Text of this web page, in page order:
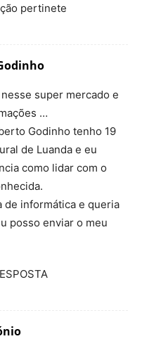
pertinete
super mercado e
…
Godinho tenho 19
de Luanda e eu
como lidar com o
de informática e queria
posso enviar o meu